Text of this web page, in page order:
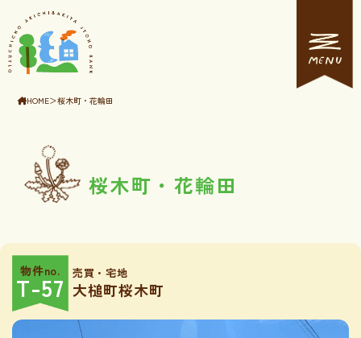
HOME＞桜木町・花輪田
桜木町・花輪田
物件no.
T-57 売買・宅地
大槌町桜木町
MENU